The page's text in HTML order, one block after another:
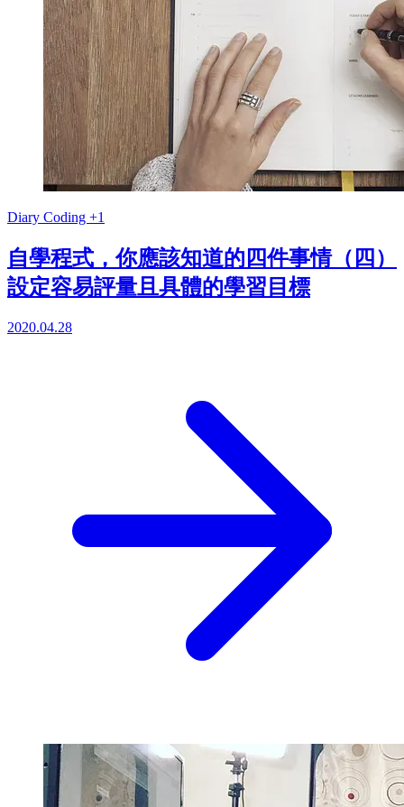
Diary Coding +1
自學程式，你應該知道的四件事情（四）
設定容易評量且具體的學習目標
2020.04.28